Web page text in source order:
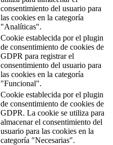
consentimiento del usuario para
las cookies en la categoría
"Analíticas".
Cookie establecida por el plugin
de consentimiento de cookies de
GDPR para registrar el
consentimiento del usuario para
las cookies en la categoría
"Funcional".
Cookie establecida por el plugin
de consentimiento de cookies de
GDPR. La cookie se utiliza para
almacenar el consentimiento del
usuario para las cookies en la
categoría "Necesarias".